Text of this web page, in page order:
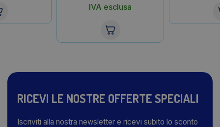
IVA esclusa
RICEVI LE NOSTRE OFFERTE SPECIALI
Iscriviti alla nostra newsletter e ricevi subito lo sconto